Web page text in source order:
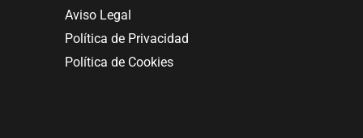
Aviso Legal
Política de Privacidad
Política de Cookies